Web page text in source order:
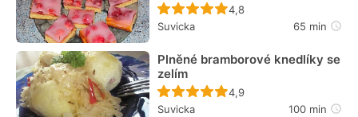
Recept ještě nebyl
4,8
Suvicka
65 min
Plněné bramborové knedlíky se
zelím
Recept ještě nebyl
4,9
Suvicka
100 min